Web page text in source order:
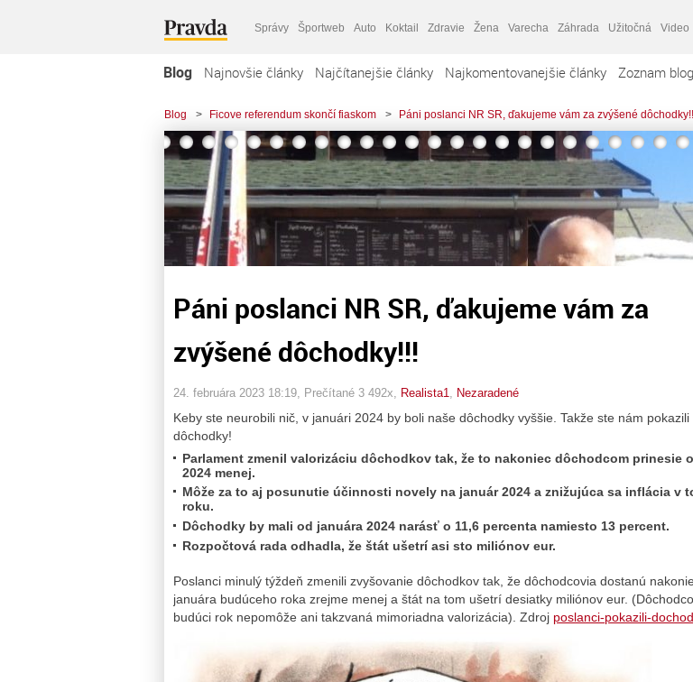
Správy Športweb Auto Koktail Zdravie Žena Varecha Záhrada Užitočná Video
Blog Najnovšie články Najčítanejšie články Najkomentovanejšie články Zoznam
Blog > Ficove referendum skončí fiaskom > Páni poslanci NR SR, ďakujeme vám za zvýšené
Páni poslanci NR SR, ďakujeme vám za
zvýšené dôchodky!!!
24. februára 2023 18:19 , Prečítané 3 492x, Realista1 Nezaradené
Keby ste neurobili nič, v januári 2024 by boli naše dôchodky vyššie. Takže ste nám pokazili
dôchodky!
Parlament zmenil valorizáciu dôchodkov tak, že to nakoniec dôchodcom prinesie
2024 menej.
Môže za to aj posunutie účinnosti novely na január 2024 a znižujúca sa inflácia v
roku.
Dôchodky by mali od januára 2024 narásť o 11,6 percenta namiesto 13 percent.
Rozpočtová rada odhadla, že štát ušetrí asi sto miliónov eur.
Poslanci minulý týždeň zmenili zvyšovanie dôchodkov tak, že dôchodcovia dostanú
januára budúceho roka zrejme menej a štát na tom ušetrí desiatky miliónov eur.
budúci rok nepomôže ani takzvaná mimoriadna valorizácia). Zdroj poslanci-pokazili-